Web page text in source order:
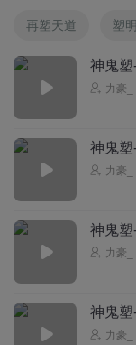
再塑天道 塑
神鬼
力豪_
神鬼
力豪_
神鬼
力豪_
神鬼塑
力豪_